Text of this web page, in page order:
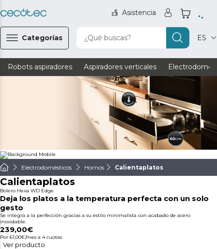
Asistencia
Categorías ¿Qué buscas? ES
Robots aspiradores Aspiradores verticales
Electrodomésticos Hornos Calientaplatos
Calientaplatos
Bolero Hexa WD Edge
Deja los platos a la temperatura perfecta con un solo
gesto
Se integra a la perfección gracias a su estilo minimalista con acabado de acero
inoxidable.
239,00€
Por 61,00€/mes a 4 cuotas
Ver producto